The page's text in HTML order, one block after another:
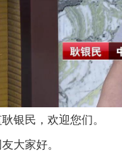
银民，欢迎您们。
大家好。